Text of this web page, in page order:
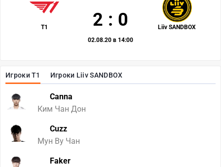
Игроки T1 Игроки Liiv SANDBOX
Canna
Ким Чан Дон
Cuzz
Мун Ву Чан
Faker
T1 Liiv SANDBOX
2 : 0
02.08.20 в 14:00